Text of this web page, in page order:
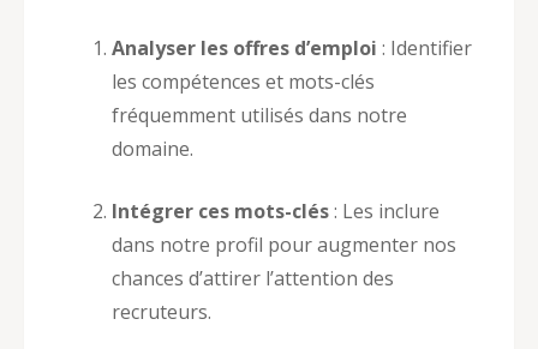
Analyser les offres d’emploi : Identifier
les compétences et mots-clés
fréquemment utilisés dans notre
domaine.
Intégrer ces mots-clés: Les inclure
dans notre profil pour augmenter nos
chances d’attirer l’attention des
recruteurs.